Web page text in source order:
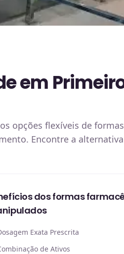
em
opções flexíveis de
Encontre a
dos formas
Exata Prescrita
de Ativos